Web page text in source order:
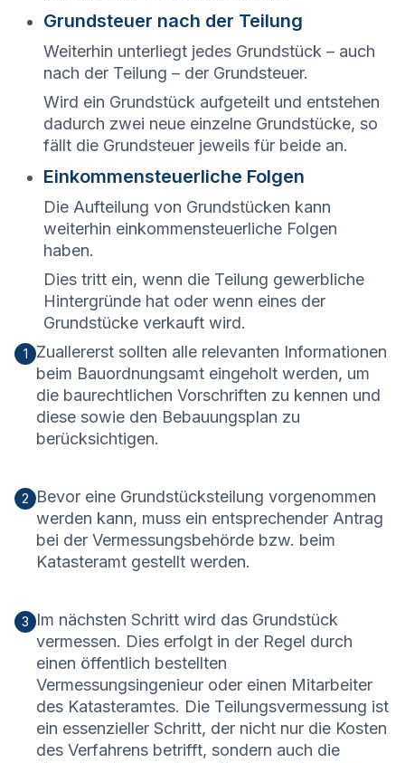
Grundsteuer nach der Teilung
Weiterhin unterliegt jedes Grundstück – auch
nach der Teilung – der Grundsteuer.
Wird ein Grundstück aufgeteilt und entstehen
dadurch zwei neue einzelne Grundstücke, so
fällt die Grundsteuer jeweils für beide an.
Einkommensteuerliche Folgen
Die Aufteilung von Grundstücken kann
weiterhin einkommensteuerliche Folgen
haben.
Dies tritt ein, wenn die Teilung gewerbliche
Hintergründe hat oder wenn eines der
Grundstücke verkauft wird.
1
Zuallererst sollten alle relevanten Informationen
beim Bauordnungsamt eingeholt werden, um
die baurechtlichen Vorschriften zu kennen und
diese sowie den Bebauungsplan zu
berücksichtigen.
2
Bevor eine Grundstücksteilung vorgenommen
werden kann, muss ein entsprechender Antrag
bei der Vermessungsbehörde bzw. beim
Katasteramt gestellt werden.
3
Im nächsten Schritt wird das Grundstück
vermessen. Dies erfolgt in der Regel durch
einen öffentlich bestellten
Vermessungsingenieur oder einen Mitarbeiter
des Katasteramtes. Die Teilungsvermessung ist
ein essenzieller Schritt, der nicht nur die Kosten
des Verfahrens betrifft, sondern auch die